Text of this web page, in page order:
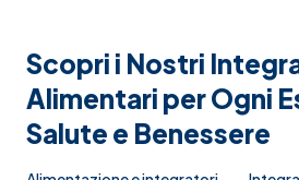
Scopri i Nostri
Alimentari per Ogni
Salute e Benessere